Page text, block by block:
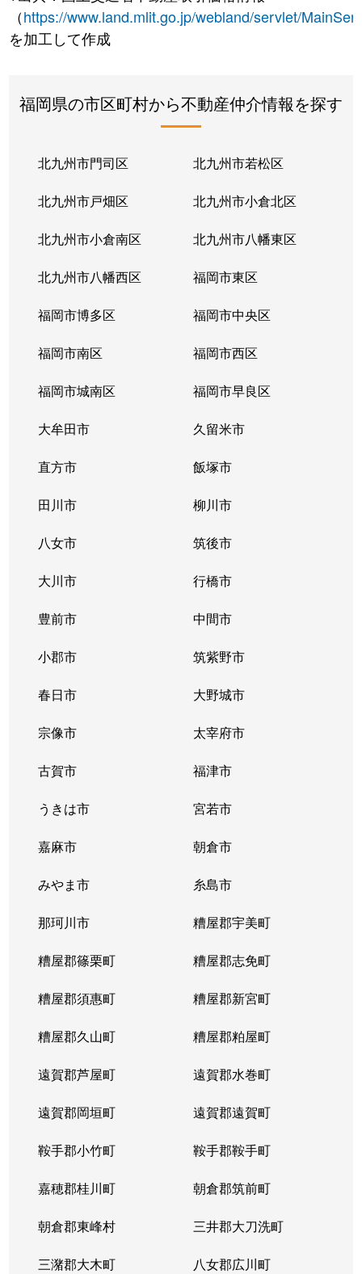
（https://www.land.mlit.go.jp/webland/servlet/
を加工して作成
福岡県の市区町村から不動産仲介情報を探す
北九州市門司区 北九州市若松区
北九州市戸畑区 北九州市小倉北区
北九州市小倉南区 北九州市八幡東区
北九州市八幡西区 福岡市東区
福岡市博多区 福岡市中央区
福岡市南区 福岡市西区
福岡市城南区 福岡市早良区
大牟田市 久留米市
直方市 飯塚市
田川市 柳川市
八女市 筑後市
大川市 行橋市
豊前市 中間市
小郡市 筑紫野市
春日市 大野城市
宗像市 太宰府市
古賀市 福津市
うきは市 宮若市
嘉麻市 朝倉市
みやま市 糸島市
那珂川市 糟屋郡宇美町
糟屋郡篠栗町 糟屋郡志免町
糟屋郡須惠町 糟屋郡新宮町
糟屋郡久山町 糟屋郡粕屋町
遠賀郡芦屋町 遠賀郡水巻町
遠賀郡岡垣町 遠賀郡遠賀町
鞍手郡小竹町 鞍手郡鞍手町
嘉穂郡桂川町 朝倉郡筑前町
朝倉郡東峰村 三井郡大刀洗町
三潴郡大木町 八女郡広川町